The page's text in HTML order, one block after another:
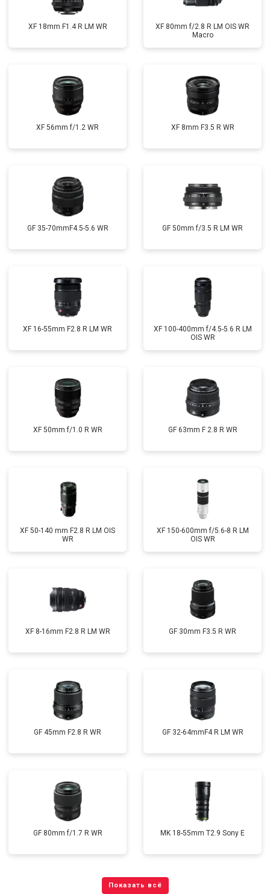
XF 18mm F1.4 R LM WR
XF 80mm f/2.8 R LM OIS WR
Macro
XF 56mm f/1.2 WR XF 8mm F3.5 R WR
GF 35-70mmF4.5-5.6 WR GF 50mm f/3.5 R LM WR
XF 16-55mm F2.8 R LM WR
XF 100-400mm f/4.5-5.6 R LM
OIS WR
XF 50mm f/1.0 R WR GF 63mm F 2.8 R WR
XF 50-140 mm F2.8 R LM OIS
WR
XF 150-600mm f/5.6-8 R LM
OIS WR
XF 8-16mm F2.8 R LM WR GF 30mm F3.5 R WR
GF 45mm F2.8 R WR GF 32-64mmF4 R LM WR
GF 80mm f/1.7 R WR MK 18-55mm T2.9 Sony E